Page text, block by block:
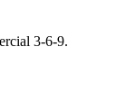
3-6-9.